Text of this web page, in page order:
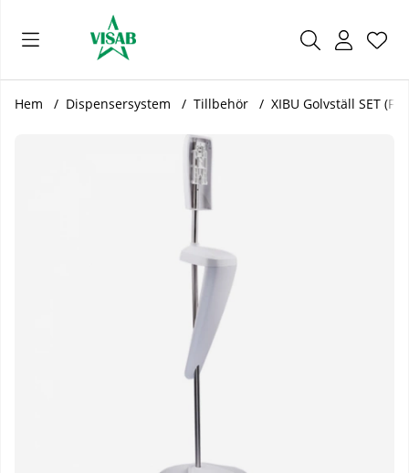
.
Hem Dispensersystem Tillbehör XIBU Golvställ SET